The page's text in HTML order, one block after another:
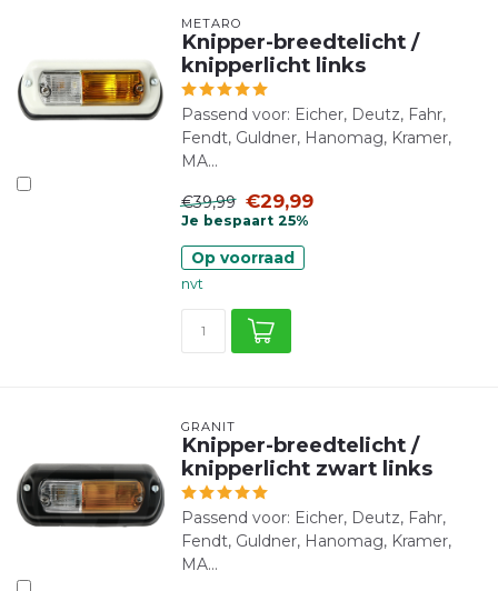
METARO
Knipper-breedtelicht /
knipperlicht links
Passend voor: Eicher, Deutz, Fahr,
Fendt, Guldner, Hanomag, Kramer,
MA...
€39,99 €29,99
Je bespaart 25%
Op voorraad
nvt
GRANIT
Knipper-breedtelicht /
knipperlicht zwart links
Passend voor: Eicher, Deutz, Fahr,
Fendt, Guldner, Hanomag, Kramer,
MA...